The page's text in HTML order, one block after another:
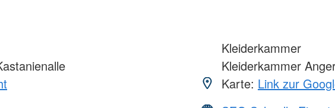
Kleiderkammer
Kleiderkammer
Karte: Link zur